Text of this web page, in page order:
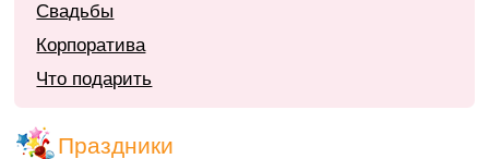
Свадьбы
Корпоратива
Что подарить
Праздники